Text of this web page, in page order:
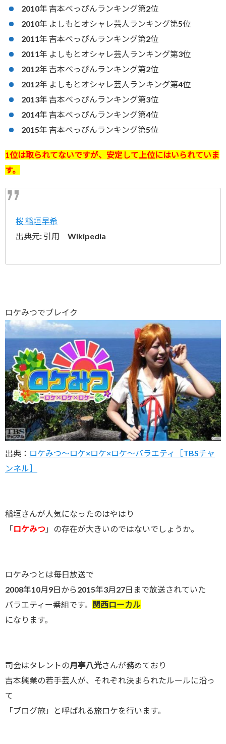
2010年 吉本べっぴんランキング第2位
2010年 よしもとオシャレ芸人ランキング第5位
2011年 吉本べっぴんランキング第2位
2011年 よしもとオシャレ芸人ランキング第3位
2012年 吉本べっぴんランキング第2位
2012年 よしもとオシャレ芸人ランキング第4位
2013年 吉本べっぴんランキング第3位
2014年 吉本べっぴんランキング第4位
2015年 吉本べっぴんランキング第5位
1位は取られてないですが、安定して上位にはいられていま
す。
桜 稲垣早希
出典元: 引用 Wikipedia
ロケみつでブレイク
出典： ロケみつ〜ロケ×ロケ×ロケ〜バラエティ［TBSチャ
ンネル］
稲垣さんが人気になったのはやはり
「ロケみつ 」の存在が大きいのではないでしょうか。
ロケみつとは毎日放送で
2008年10月9日から2015年3月27日まで放送されていた
バラエティー番組です。
関西ローカル
になります。
司会はタレントの月亭八光さんが務めており
吉本興業の若手芸人が、それぞれ決まられたルールに沿っ
て
「ブログ旅」と呼ばれる旅ロケを行います。